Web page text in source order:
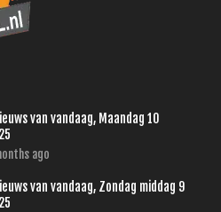
van vandaag, Maandag 10
ago
van vandaag, Zondag middag 9